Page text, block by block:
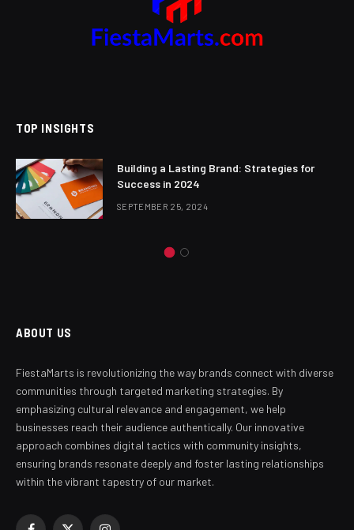
TOP INSIGHTS
Building a Lasting Brand: Strategies for
Success in 2024
SEPTEMBER 25, 2024
ABOUT US
FiestaMarts is revolutionizing the way brands connect with diverse
communities through targeted marketing strategies. By
emphasizing cultural relevance and engagement, we help
businesses reach their audience authentically. Our innovative
approach combines digital tactics with community insights,
ensuring brands resonate deeply and foster lasting relationships
within the vibrant tapestry of our market.